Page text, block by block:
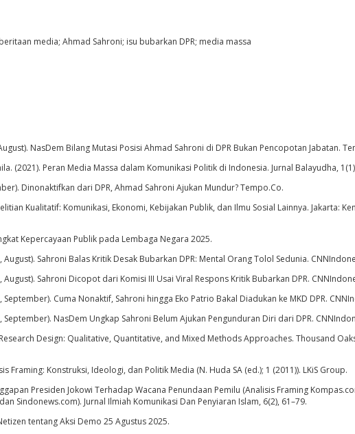
media; Ahmad Sahroni; isu bubarkan DPR; media massa
NasDem Bilang Mutasi Posisi Ahmad Sahroni di DPR Bukan Pencopotan Jabatan.
(2021). Peran Media Massa dalam Komunikasi Politik di Indonesia. Jurnal Balayudha,
Dinonaktifkan dari DPR, Ahmad Sahroni Ajukan Mundur? Tempo.Co.
Kualitatif: Komunikasi, Ekonomi, Kebijakan Publik, dan Ilmu Sosial Lainnya. Jakarta:
Kepercayaan Publik pada Lembaga Negara 2025.
August). Sahroni Balas Kritik Desak Bubarkan DPR: Mental Orang Tolol Sedunia.
August). Sahroni Dicopot dari Komisi III Usai Viral Respons Kritik Bubarkan DPR.
September). Cuma Nonaktif, Sahroni hingga Eko Patrio Bakal Diadukan ke MKD DPR.
September). NasDem Ungkap Sahroni Belum Ajukan Pengunduran Diri dari DPR.
Research Design: Qualitative, Quantitative, and Mixed Methods Approaches. Thousand
Framing: Konstruksi, Ideologi, dan Politik Media (N. Huda SA (ed.); 1 (2011)). LKiS Group.
Presiden Jokowi Terhadap Wacana Penundaan Pemilu (Analisis Framing
Sindonews.com). Jurnal Ilmiah Komunikasi Dan Penyiaran Islam, 6(2), 61–79.
tentang Aksi Demo 25 Agustus 2025.